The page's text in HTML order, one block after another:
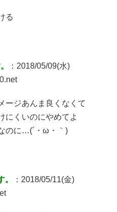
る
：2018/05/09(水)
ージあんま良くなくて
にくいのにやめてよ
のに…(´・ω・｀)
：2018/05/11(金)